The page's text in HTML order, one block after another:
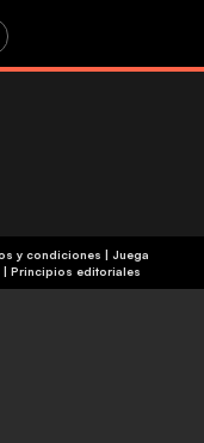
| Principios editoriales